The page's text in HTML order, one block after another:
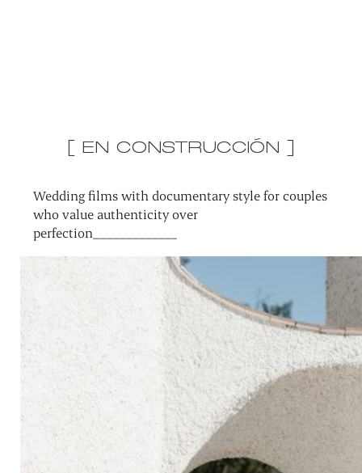
[ EN CONSTRUCCIÓN ]
Wedding films with documentary style for couples
who value authenticity over
perfection_____________